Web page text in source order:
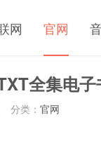
网 官网
全集电子
分类： 官网